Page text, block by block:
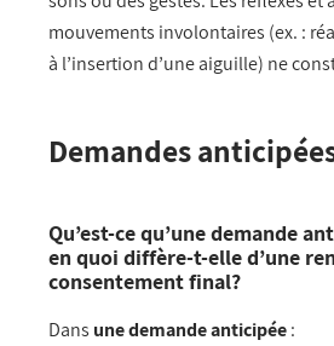
mouvements involontaires (ex. :
à l’insertion d’une aiguille) ne
Demandes
Qu’est-ce qu’une demande
en quoi diffère-t-elle d’une
consentement final?
Dans une demande anticipée: